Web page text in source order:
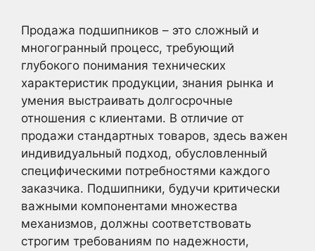
Продажа подшипников – это сложный и
многогранный процесс, требующий
глубокого понимания технических
характеристик продукции, знания рынка и
умения выстраивать долгосрочные
отношения с клиентами. В отличие от
продажи стандартных товаров, здесь важен
индивидуальный подход, обусловленный
специфическими потребностями каждого
заказчика. Подшипники, будучи критически
важными компонентами множества
механизмов, должны соответствовать
строгим требованиям по надежности,